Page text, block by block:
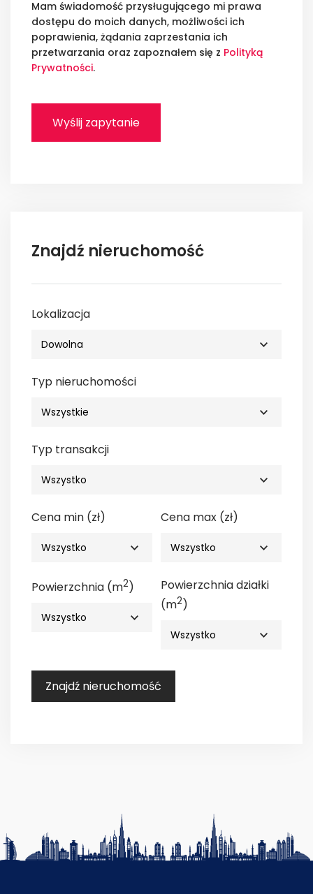
Mam świadomość przysługującego mi prawa
dostępu do moich danych, możliwości ich
poprawienia, żądania zaprzestania ich
przetwarzania oraz zapoznałem się z Polityką
Prywatności.
Znajdź nieruchomość
Lokalizacja
Typ nieruchomości
Typ transakcji
Cena min (zł) Cena max (zł)
Powierzchnia (m2)
Powierzchnia działki
(m2)